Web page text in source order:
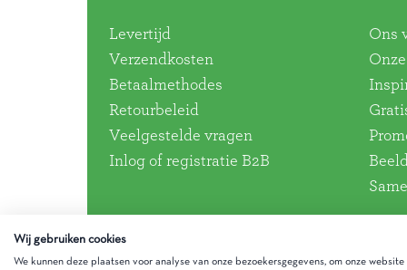
Levertijd
Verzendkosten
Betaalmethodes
Retourbeleid
Veelgestelde vragen
Inlog of registratie B2B
Ons
Wij gebruiken cookies
We kunnen deze plaatsen voor analyse van onze bezoekersgegevens, om onze